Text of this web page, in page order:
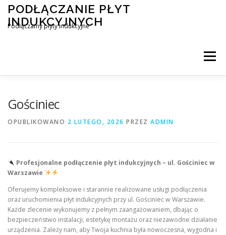
Przejdź
treści
PODŁĄCZANIE PŁYT
INDUKCYJNYCH
Podłączamy płyty indukcyjne
Menu
Gościniec
OPUBLIKOWANO 2 LUTEGO, 2026 PRZEZ ADMIN
Profesjonalne podłączenie płyt indukcyjnych – ul. Gościniec w
Warszawie
Oferujemy kompleksowe i starannie realizowane usługi podłączenia
oraz uruchomienia płyt indukcyjnych przy ul. Gościniec w Warszawie.
Każde zlecenie wykonujemy z pełnym zaangażowaniem, dbając o
bezpieczeństwo instalacji, estetykę montażu oraz niezawodne działanie
urządzenia. Zależy nam, aby Twoja kuchnia była nowoczesna, wygodna i